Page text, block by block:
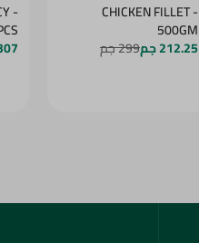
CHICKEN FILLET -
500GM
212.25 جم 299 جم
-
307